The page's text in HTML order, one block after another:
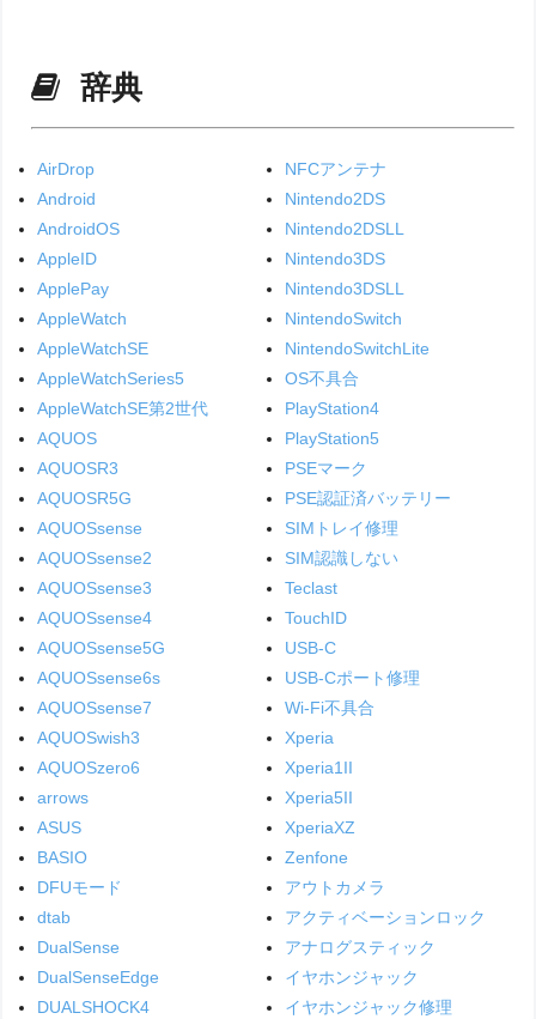
辞典
AirDrop
Android
AndroidOS
AppleID
ApplePay
AppleWatch
AppleWatchSE
AppleWatchSeries5
AppleWatchSE第2世代
AQUOS
AQUOSR3
AQUOSR5G
AQUOSsense
AQUOSsense2
AQUOSsense3
AQUOSsense4
AQUOSsense5G
AQUOSsense6s
AQUOSsense7
AQUOSwish3
AQUOSzero6
arrows
ASUS
BASIO
DFUモード
dtab
DualSense
DualSenseEdge
DUALSHOCK4
NFCアンテナ
Nintendo2DS
Nintendo2DSLL
Nintendo3DS
Nintendo3DSLL
NintendoSwitch
NintendoSwitchLite
OS不具合
PlayStation4
PlayStation5
PSEマーク
PSE認証済バッテリー
SIMトレイ修理
SIM認識しない
Teclast
TouchID
USB-C
USB-Cポート修理
Wi-Fi不具合
Xperia
Xperia1II
Xperia5II
XperiaXZ
Zenfone
アウトカメラ
アクティベーションロック
アナログスティック
イヤホンジャック
イヤホンジャック修理